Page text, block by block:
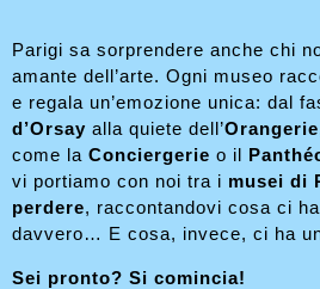
Parigi sa sorprendere anche chi
amante dell’arte. Ogni museo
e regala un’emozione unica: dal
d’Orsay alla quiete dell’Orangerie
come la Conciergerie o il
vi portiamo con noi tra i musei di
perdere, raccontandovi cosa ci
davvero… E cosa, invece, ci ha un
Sei pronto? Si comincia!